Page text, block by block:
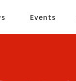
Events